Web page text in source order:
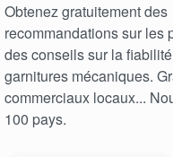
Obtenez gratuitement des
recommandations sur les
des conseils sur la
garnitures mécaniques.
commerciaux locaux...
100 pays.